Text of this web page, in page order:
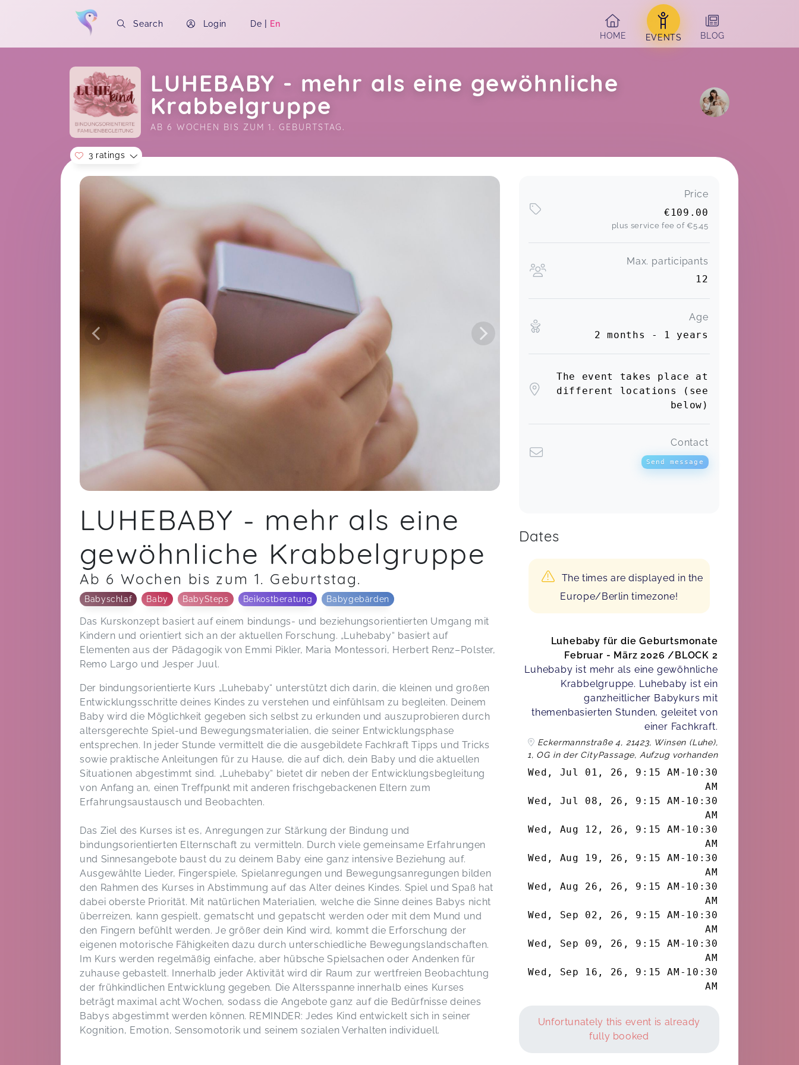
Search Login De | En
HOME
EVENTS BLOG
LUHEBABY - mehr als eine gewöhnliche
Krabbelgruppe
AB 6 WOCHEN BIS ZUM 1. GEBURTSTAG.
Soon you will learn more about me here...
3 ratings
Wir finden den Babykurs super und
Natalie macht das großartig 😊
Jun 25
Es ist wieder ein wunderbarer Termin
mit meinem Baby, auf den ich mich
jede Woche sehr freue. Natalie
gestaltet den Kurs sehr liebevoll und
(auch außerhalb der Kursstunden) mit
einem offenen Ohr zur Verfügung. Ich
fühle mich sehr wohl in der Gruppe,
was wirklich wertvoll einen Austausch
individueller und auch
gemeinschaftlicher Themen ist. Einer
absolute Empfehlung! <3
Regina,
LUHEBABY - mehr als eine
gewöhnliche Krabbelgruppe
Ab 6 Wochen bis zum 1. Geburtstag.
Babyschlaf Baby BabySteps Beikostberatung Babygebärden
Das Kurskonzept basiert auf einem bindungs- und beziehungsorientierten Umgang mit
Kindern und orientiert sich an der aktuellen Forschung. „Luhebaby“ basiert auf
Elementen aus der Pädagogik von Emmi Pikler, Maria Montessori, Herbert Renz–Polster,
Remo Largo und Jesper Juul.
Der bindungsorientierte Kurs „Luhebaby“ unterstützt dich darin, die kleinen und großen
Entwicklungsschritte deines Kindes zu verstehen und einfühlsam zu begleiten. Deinem
Baby wird die Möglichkeit gegeben sich selbst zu erkunden und auszuprobieren durch
altersgerechte Spiel-und Bewegungsmaterialien, die seiner Entwicklungsphase
entsprechen. In jeder Stunde vermittelt die die ausgebildete Fachkraft Tipps und Tricks
sowie praktische Anleitungen für zu Hause, die auf dich, dein Baby und die aktuellen
Situationen abgestimmt sind. „Luhebaby“ bietet dir neben der Entwicklungsbegleitung
von Anfang an, einen Treffpunkt mit anderen frischgebackenen Eltern zum
Erfahrungsaustausch und Beobachten.
Das Ziel des Kurses ist es, Anregungen zur Stärkung der Bindung und
bindungsorientierten Elternschaft zu vermitteln. Durch viele gemeinsame Erfahrungen
und Sinnesangebote baust du zu deinem Baby eine ganz intensive Beziehung auf.
Ausgewählte Lieder, Fingerspiele, Spielanregungen und Bewegungsanregungen bilden
den Rahmen des Kurses in Abstimmung auf das Alter deines Kindes. Spiel und Spaß hat
dabei oberste Priorität. Mit natürlichen Materialien, welche die Sinne deines Babys nicht
überreizen, kann gespielt, gematscht und gepatscht werden oder mit dem Mund und
den Fingern befühlt werden. Je größer dein Kind wird, kommt die Erforschung der
eigenen motorische Fähigkeiten dazu durch unterschiedliche Bewegungslandschaften.
Im Kurs werden regelmäßig einfache, aber hübsche Spielsachen oder Andenken für
zuhause gebastelt. Innerhalb jeder Aktivität wird dir Raum zur wertfreien Beobachtung
der frühkindlichen Entwicklung gegeben. Die Altersspanne innerhalb eines Kurses
beträgt maximal acht Wochen, sodass die Angebote ganz auf die Bedürfnisse deines
Babys abgestimmt werden können. REMINDER: Jedes Kind entwickelt sich in seiner
Kognition, Emotion, Sensomotorik und seinem sozialen Verhalten individuell.
Price
€109.00
plus service fee of€5.45
Max. participants
12
Age
2 months - 1 years
The event takes place at
different locations (see
below)
Contact
Send message
Dates
The times are displayed in the
Europe/Berlin timezone!
Luhebaby für die Geburtsmonate
Februar - März 2026 /BLOCK 2
Luhebaby ist mehr als eine gewöhnliche
Krabbelgruppe. Luhebaby ist ein
ganzheitlicher Babykurs mit
themenbasierten Stunden, geleitet von
einer Fachkraft.
Eckermannstraße 4, 21423, Winsen (Luhe),
1, OG in der CityPassage, Aufzug vorhanden
Wed, Jul 01, 26 , 9:15 AM - 10:30
AM
Wed, Jul 08, 26 , 9:15 AM - 10:30
AM
Wed, Aug 12, 26 , 9:15 AM - 10:30
AM
Wed, Aug 19, 26 , 9:15 AM - 10:30
AM
Wed, Aug 26, 26 , 9:15 AM - 10:30
AM
Wed, Sep 02, 26 , 9:15 AM - 10:30
AM
Wed, Sep 09, 26 , 9:15 AM - 10:30
AM
Wed, Sep 16, 26 , 9:15 AM - 10:30
AM
Unfortunately this event is already
fully booked